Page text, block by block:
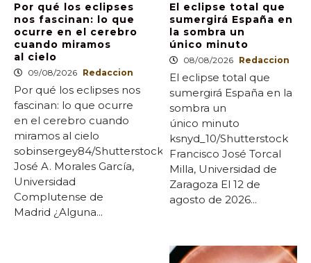
Por qué los eclipses
nos fascinan: lo que
ocurre en el cerebro
cuando miramos
al cielo
09/08/2026 Redaccion
Por qué los eclipses nos
fascinan: lo que ocurre
en el cerebro cuando
miramos al cielo
sobinsergey84/Shutterstock
José A. Morales García,
Universidad
Complutense de
Madrid ¿Alguna...
El eclipse total que
sumergirá España en
la sombra un
único minuto
08/08/2026 Redaccion
El eclipse total que
sumergirá España en la
sombra un
único minuto
ksnyd_10/Shutterstock
Francisco José Torcal
Milla, Universidad de
Zaragoza El 12 de
agosto de 2026...